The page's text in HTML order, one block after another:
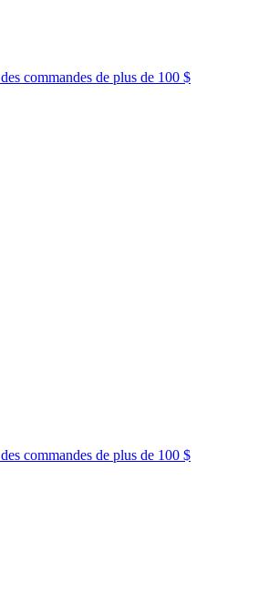
des commandes de plus de 100 $
des commandes de plus de 100 $